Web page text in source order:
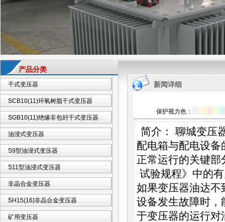
产品分类
干式变压器
SCB10(11)环氧树脂干式变压器
SGB10(11)绝缘非包封干式变压器
油浸式变压器
S9型油浸式变压器
S11型油浸式变压器
非晶合金变压器
SH15(16)非晶合金变压器
矿用变压器
新闻详细
保护视力色：
简介： 聊城变压
配电箱与配电设
正常运行的关键
试验规程》中的
如果变压器油达不
设备发生故障时，
于变压器的运行对